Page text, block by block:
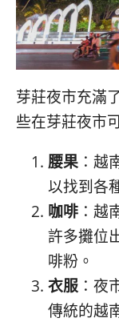
芽莊夜市充滿
些在芽莊夜市
腰果 ：越
以找到各
咖啡 ：越
許多攤位
啡粉。
衣服 ：夜
傳統的越